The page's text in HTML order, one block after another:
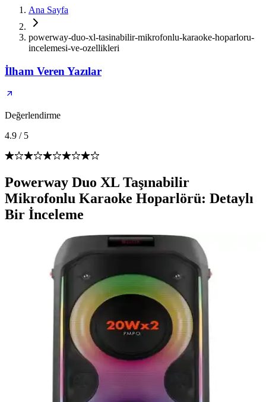
Ana Sayfa
powerway-duo-xl-tasinabilir-mikrofonlu-karaoke-hoparloru-
incelemesi-ve-ozellikleri
İlham Veren Yazılar
Değerlendirme
4.9 / 5
Powerway Duo XL Taşınabilir
Mikrofonlu Karaoke Hoparlörü: Detaylı
Bir İnceleme